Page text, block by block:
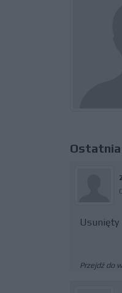
Usunięty
Przejdź do